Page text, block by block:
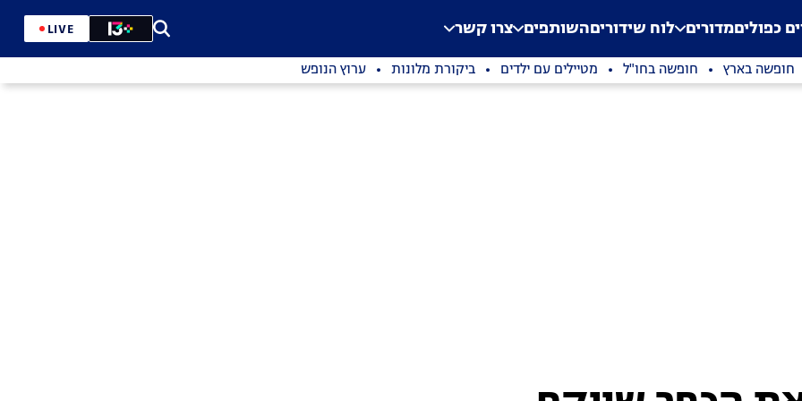
Application error: a
. כפוליםמדורים לוח שידוריםהשותפים צרו קשר LIVE
חופשה בארץ חופשה בחו"ל מטיילים עם ילדים ביקורת מלונות ערוץ הנופש